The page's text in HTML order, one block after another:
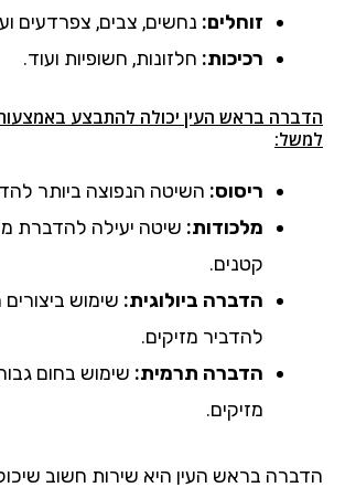
זוחלים: נחשים, צבים, צפרדעים
רכיכות: חלזונות, חשופיות ועוד.
הדברה בראש העין יכולה להתבצע באמצעות
למשל:
ריסוס: השיטה הנפוצה ביותר
מלכודות: שיטה יעילה להדברת
קטנים.
הדברה ביולוגית: שימוש ביצורים
להדביר מזיקים.
הדברה תרמית: שימוש בחום
מזיקים.
הדברה בראש העין היא שירות חשוב